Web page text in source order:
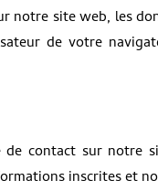
notre site web, les
de votre
contact sur notre
inscrites et